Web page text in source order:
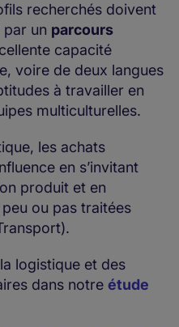
recherchés doivent
par un parcours
capacité
voire de deux langues
à travailler en
multiculturelles.
les achats
en s’invitant
produit et en
ou pas traitées
logistique et des
dans notre étude